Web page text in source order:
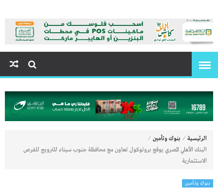
شباب الصعيد
الرئيسية ⁄ بنوك وتأمين ⁄
البنك الأهلي المصري يوقع بروتوكول تعاون مع محافظة جنوب سيناء للترويج للفرص
الاستثمارية
بنوك وتأمين